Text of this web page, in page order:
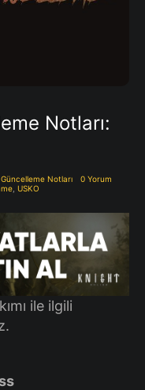
Notları:
Güncelleme Notları
0 Yorum
USKO
ile ilgili